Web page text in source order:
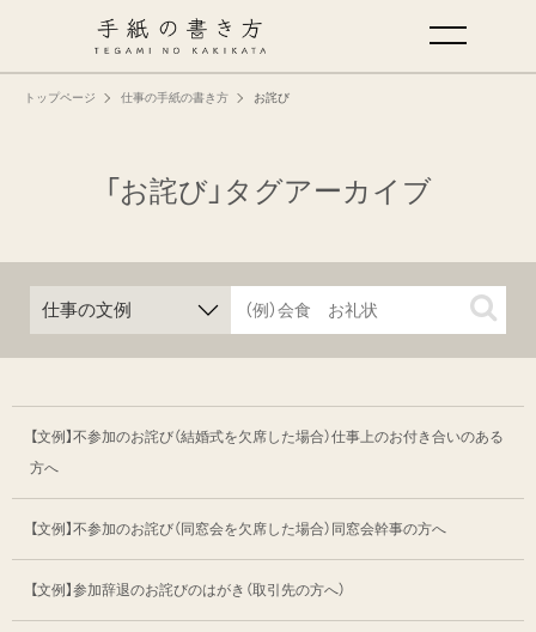
トップページ 仕事の手紙の書き方 お詫び
「お詫び」タグアーカイブ
【文例】不参加のお詫び（結婚式を欠席した場合）仕事上のお付き合いのある
方へ
【文例】不参加のお詫び（同窓会を欠席した場合） 同窓会幹事の方へ
【文例】参加辞退のお詫びのはがき（取引先の方へ）
手紙の基本
仕事の手紙の書き方
特集
ミドリオフィシャルサイト